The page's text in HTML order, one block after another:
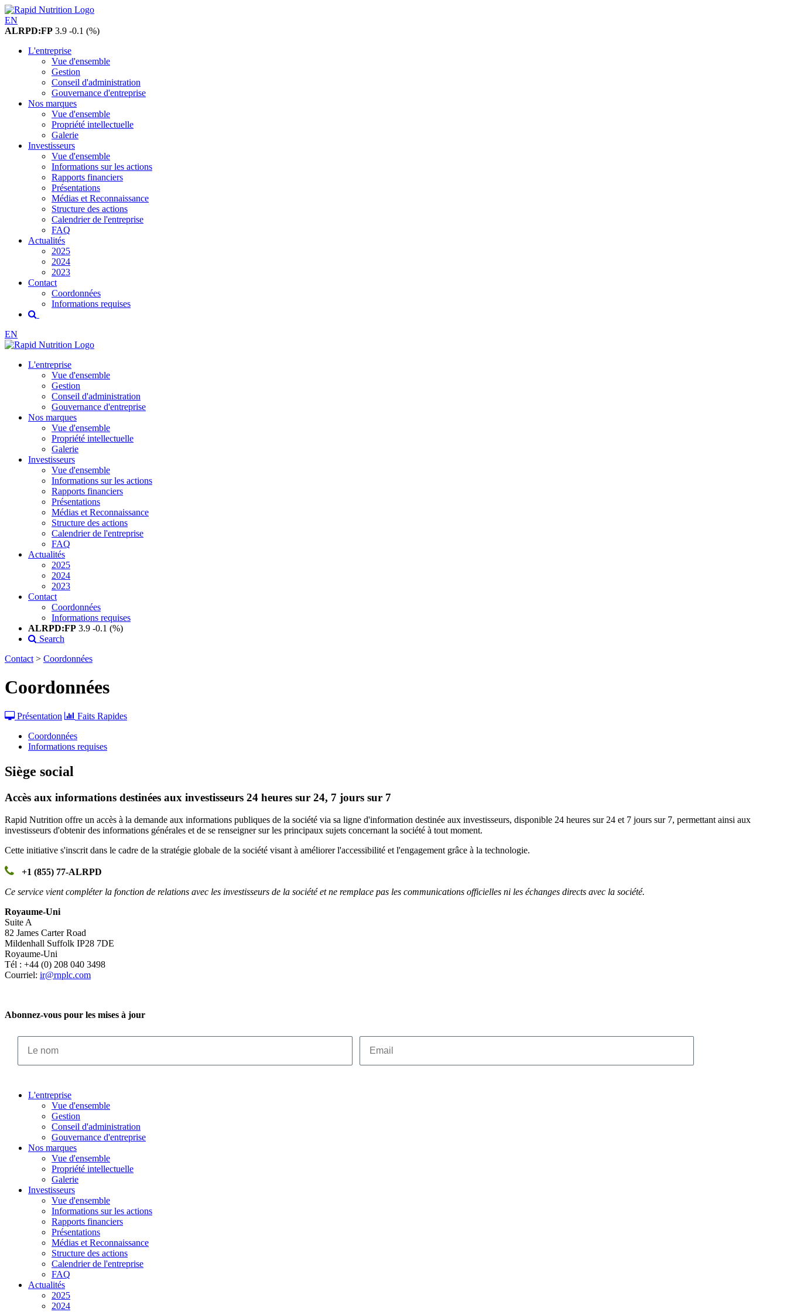
EN
ALRPD:FP 3.9 -0.1 (%)
L'entreprise
Vue d'ensemble
Gestion
Conseil d'administration
Gouvernance d'entreprise
Nos marques
Vue d'ensemble
Propriété intellectuelle
Galerie
Investisseurs
Vue d'ensemble
Informations sur les actions
Rapports financiers
Présentations
Médias et Reconnaissance
Structure des actions
Calendrier de l'entreprise
FAQ
Actualités
2025
2024
2023
Contact
Coordonnées
Informations requises
EN
L'entreprise
Vue d'ensemble
Gestion
Conseil d'administration
Gouvernance d'entreprise
Nos marques
Vue d'ensemble
Propriété intellectuelle
Galerie
Investisseurs
Vue d'ensemble
Informations sur les actions
Rapports financiers
Présentations
Médias et Reconnaissance
Structure des actions
Calendrier de l'entreprise
FAQ
Actualités
2025
2024
2023
Contact
Coordonnées
Informations requises
ALRPD:FP 3.9 -0.1 (%)
Search
Contact > Coordonnées
Coordonnées
Présentation
Faits Rapides
Coordonnées
Informations requises
Siège social
Accès aux informations destinées aux investisseurs 24 heures sur 24, 7 jours sur 7
Rapid Nutrition offre un accès à la demande aux informations publiques de la société via sa ligne d'information destinée aux investisseurs, disponible 24 heures sur 24 et 7 jours sur 7, permettant ainsi aux
investisseurs d'obtenir des informations générales et de se renseigner sur les principaux sujets concernant la société à tout moment.
Cette initiative s'inscrit dans le cadre de la stratégie globale de la société visant à améliorer l'accessibilité et l'engagement grâce à la technologie.
+1 (855) 77-ALRPD
Ce service vient compléter la fonction de relations avec les investisseurs de la société et ne remplace pas les communications officielles ni les échanges directs avec la société.
Royaume-Uni
Suite A
82 James Carter Road
Mildenhall Suffolk IP28 7DE
Royaume-Uni
Tél : +44 (0) 208 040 3498
Courriel: ir@rnplc.com
Abonnez-vous pour les mises à jour
Le nom
Email
L'entreprise
Vue d'ensemble
Gestion
Conseil d'administration
Gouvernance d'entreprise
Nos marques
Vue d'ensemble
Propriété intellectuelle
Galerie
Investisseurs
Vue d'ensemble
Informations sur les actions
Rapports financiers
Présentations
Médias et Reconnaissance
Structure des actions
Calendrier de l'entreprise
FAQ
Actualités
2025
2024